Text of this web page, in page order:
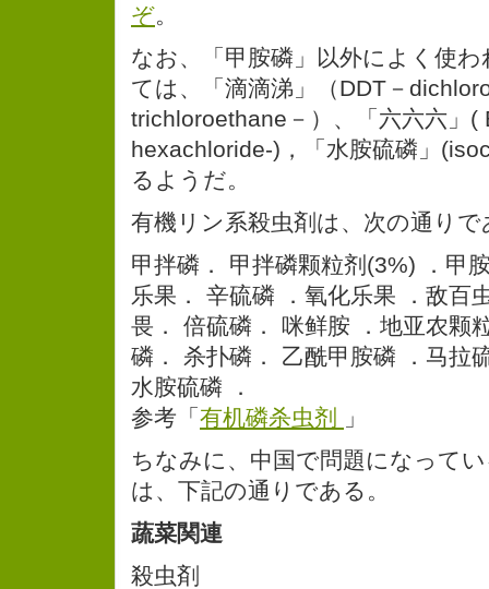
ぞ。
なお、「甲胺磷」以外によく使
ては、「滴滴涕」（DDT－
trichloroethane－）、「六六六」(
hexachloride-)，「水胺硫磷」
るようだ。
有機リン系殺虫剤は、次の通りで
甲拌磷． 甲拌磷颗粒剂(3%) ．甲
乐果． 辛硫磷 ．氧化乐果 ．敌百
畏． 倍硫磷． 咪鲜胺 ．地亚农颗
磷． 杀扑磷． 乙酰甲胺磷 ．马拉
水胺硫磷 ．
参考「 有机磷杀虫剂
」
ちなみに、中国で問題になって
は、下記の通りである。
蔬菜関連
殺虫剤